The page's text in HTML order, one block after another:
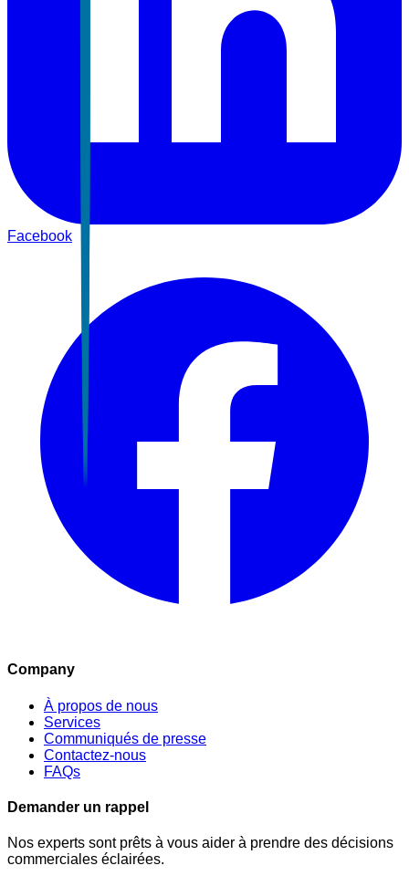
Facebook
Company
À propos de nous
Services
Communiqués de presse
Contactez-nous
FAQs
Demander un rappel
Nos experts sont prêts à vous aider à prendre des décisions
commerciales éclairées.